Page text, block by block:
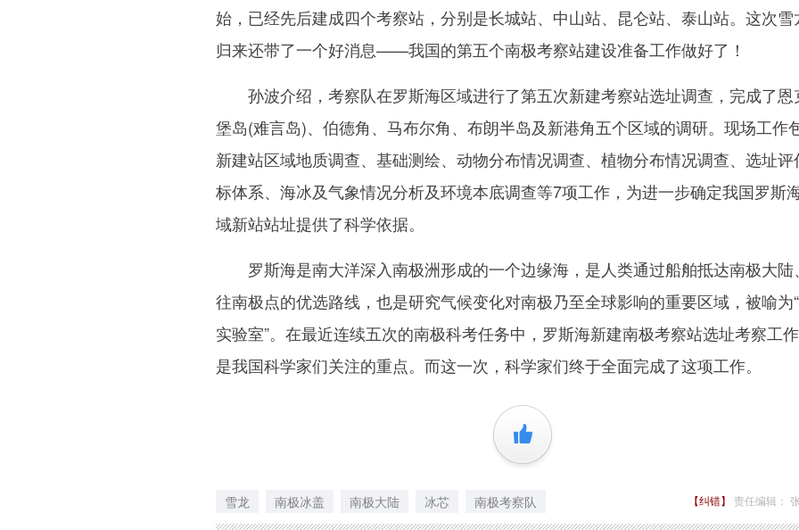
始，已经先后建成四个考察站，分别是长城站、中山站、昆仑站、泰山站。这次雪
归来还带了一个好消息——我国的第五个南极考察站建设准备工作做好了！
孙波介绍，考察队在罗斯海区域进行了第五次新建考察站选址调查，完成了恩
堡岛(难言岛)、伯德角、马布尔角、布朗半岛及新港角五个区域的调研。现场工作
新建站区域地质调查、基础测绘、动物分布情况调查、植物分布情况调查、选址评
标体系、海冰及气象情况分析及环境本底调查等7项工作，为进一步确定我国罗斯
域新站站址提供了科学依据。
罗斯海是南大洋深入南极洲形成的一个边缘海，是人类通过船舶抵达南极大陆
往南极点的优选路线，也是研究气候变化对南极乃至全球影响的重要区域，被喻为
实验室”。在最近连续五次的南极科考任务中，罗斯海新建南极考察站选址考察工
是我国科学家们关注的重点。而这一次，科学家们终于全面完成了这项工作。
+1
雪龙 南极冰盖 南极大陆 冰芯 南极考察队 【纠错】 责任编辑：